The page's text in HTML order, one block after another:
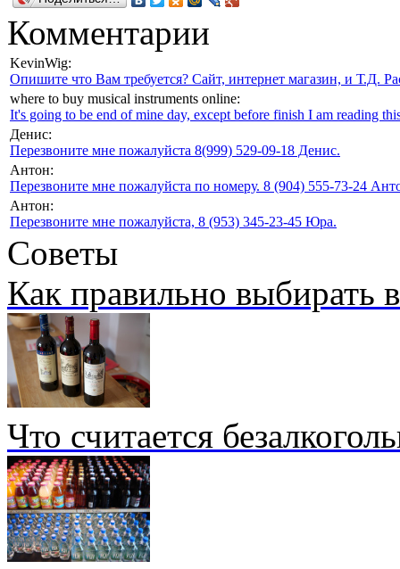
Комментарии
KevinWig:
Опишите что Вам требуется? Сайт, интернет магазин, и Т.Д.
where to buy musical instruments online:
It's going to be end of mine day, except before finish I am reading
Денис:
Перезвоните мне пожалуйста 8(999) 529-09-18 Денис.
Антон:
Перезвоните мне пожалуйста по номеру. 8 (904) 555-73-24
Антон:
Перезвоните мне пожалуйста, 8 (953) 345-23-45 Юра.
Советы
Как правильно выбирать
Что считается